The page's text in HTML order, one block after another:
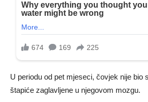
U periodu od pet mjeseci, čovjek nije bio
štapiće zaglavljene u njegovom mozgu.